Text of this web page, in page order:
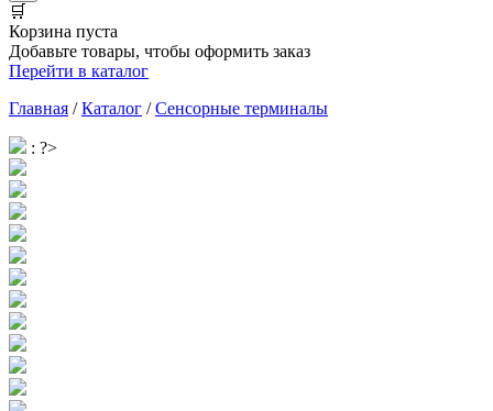
🛒
Корзина пуста
Добавьте товары, чтобы оформить заказ
Перейти в каталог
Главная /Каталог /Сенсорные терминалы
: ?>